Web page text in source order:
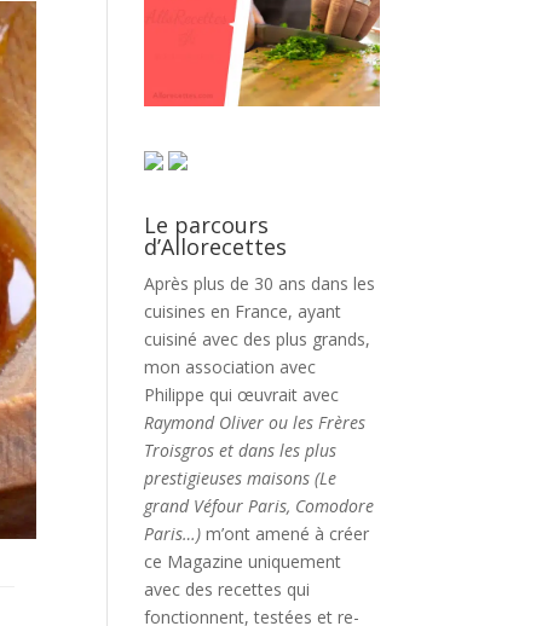
Le parcours
d’Allorecettes
Après plus de 30 ans dans les
cuisines en France, ayant
cuisiné avec des plus grands,
mon association avec
Philippe qui œuvrait avec
Raymond Oliver ou les Frères
Troisgros et dans les plus
prestigieuses maisons (Le
grand Véfour Paris, Comodore
Paris…) m’ont amené à créer
ce Magazine uniquement
avec des recettes qui
fonctionnent, testées et re-